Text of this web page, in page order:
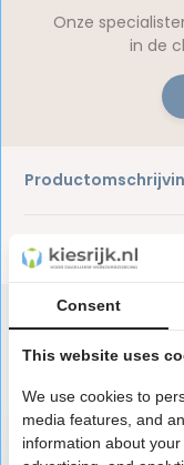
Reviews
Onze
in de
Speciaal
Consent
This website uses
We use cookies to
media features, and
information about